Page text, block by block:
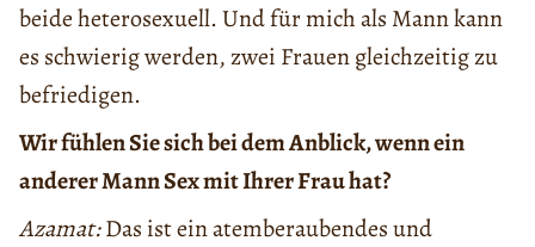
beide heterosexuell. Und für mich als Mann kann
es schwierig werden, zwei Frauen gleichzeitig zu
befriedigen.
Wir fühlen Sie sich bei dem Anblick, wenn ein
anderer Mann Sex mit Ihrer Frau hat?
Azamat:Das ist ein atemberaubendes und